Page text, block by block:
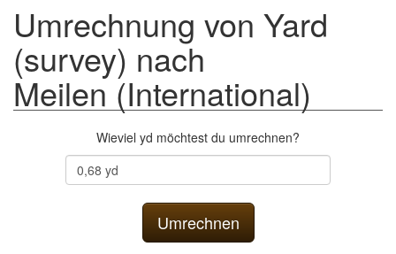
Umrechnung von Yard
(survey) nach
Meilen (International)
Wieviel yd möchtest du umrechnen?